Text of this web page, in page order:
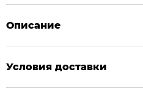
Описание
Условия доставки